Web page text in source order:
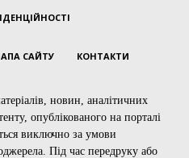
САЙТУ КОНТАКТИ
новин, аналітичних
опублікованого на порталі
виключно за умови
Під час передруку або